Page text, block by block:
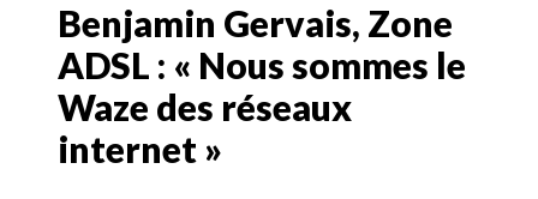
Benjamin Gervais, Zone
ADSL : « Nous sommes le
Waze des réseaux
internet »